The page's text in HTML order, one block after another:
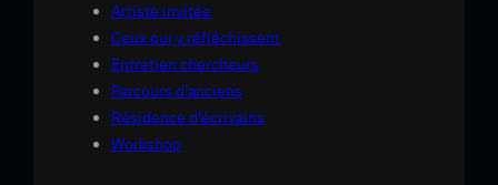
Artiste invitée
Ceux qui y réfléchissent
Entretien chercheurs
Parcours d'anciens
Résidence d’écrivains
Workshop